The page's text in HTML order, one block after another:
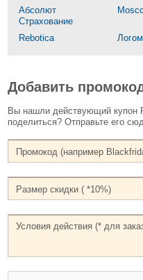
Абсолют
Страхование
Rebotica
Добавить
Вы нашли действующий купон
поделиться? Отправьте его